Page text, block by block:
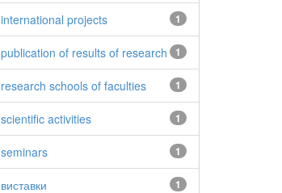
1
international projects
1
publication of results of research
1
research schools of faculties
1
scientific activities
1
seminars
1
виставки